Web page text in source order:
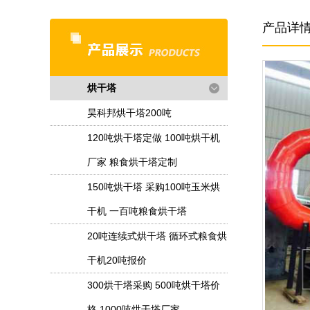
烘干塔
昊科邦烘干塔200吨
120吨烘干塔定做 100吨烘干机
厂家 粮食烘干塔定制
150吨烘干塔 采购100吨玉米烘
干机 一百吨粮食烘干塔
20吨连续式烘干塔 循环式粮食烘
干机20吨报价
300烘干塔采购 500吨烘干塔价
产品详